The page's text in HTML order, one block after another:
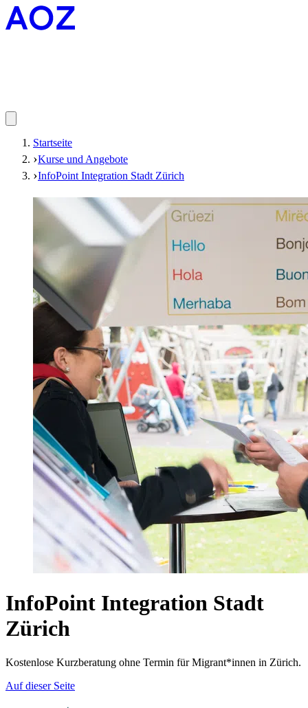
Startseite
Kurse und Angebote
InfoPoint Integration Stadt Zürich
InfoPoint Integration Stadt
Zürich
Kostenlose Kurzberatung ohne Termin für Migrant*innen in Zürich.
Auf dieser Seite